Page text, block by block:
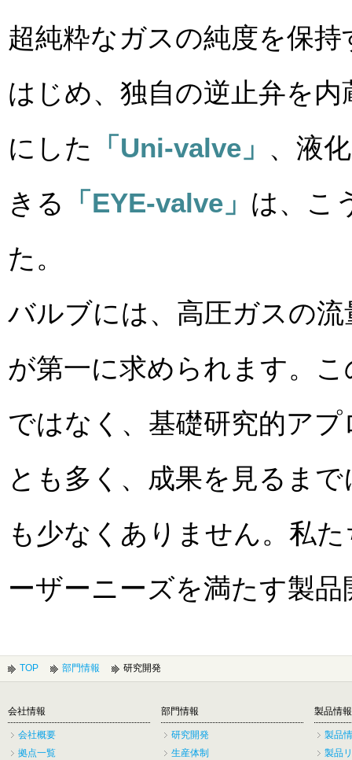
超純粋なガスの純度を保
はじめ、独自の逆止弁を
にした
「Uni-valve」 、液
きる
「EYE-valve」 は、こ
た。
バルブには、高圧ガスの
が第一に求められます。
ではなく、基礎研究的ア
とも多く、成果を見るま
も少なくありません。私
ーザーニーズを満たす製
TOP 部門情報 研究開発
会社情報
会社概要
拠点一覧
部門情報
研究開発
生産体制
製品情報
製品
製品